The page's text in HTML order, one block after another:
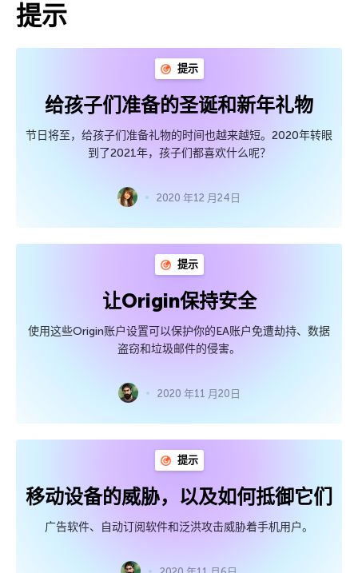
提示
提示
给孩子们准备的圣诞和新年礼物
节日将至，给孩子们准备礼物的时间也越来越短。2020年转眼
到了2021年，孩子们都喜欢什么呢？
2020 年12 月24日
提示
让Origin保持安全
使用这些Origin账户设置可以保护你的EA账户免遭劫持、数据
盗窃和垃圾邮件的侵害。
2020 年11 月20日
提示
移动设备的威胁，以及如何抵御它们
广告软件、自动订阅软件和泛洪攻击威胁着手机用户。